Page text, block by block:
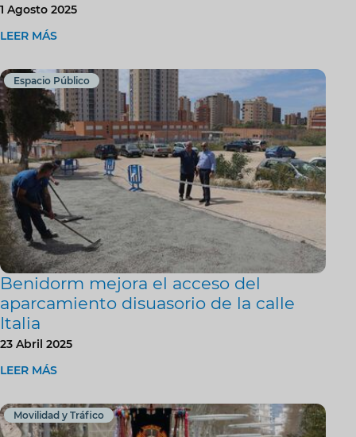
1 Agosto 2025
LEER MÁS
Espacio Público
Benidorm mejora el acceso del
aparcamiento disuasorio de la calle
Italia
23 Abril 2025
LEER MÁS
Movilidad y Tráfico